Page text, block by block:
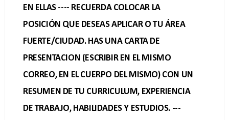
EN ELLAS ---- RECUERDA COLOCAR LA
POSICIÓN QUE DESEAS APLICAR O TU ÁREA
FUERTE/CIUDAD. HAS UNA CARTA DE
PRESENTACION (ESCRIBIR EN EL MISMO
CORREO, EN EL CUERPO DEL MISMO) CON UN
RESUMEN DE TU CURRICULUM, EXPERIENCIA
DE TRABAJO, HABILIDADES Y ESTUDIOS. ---